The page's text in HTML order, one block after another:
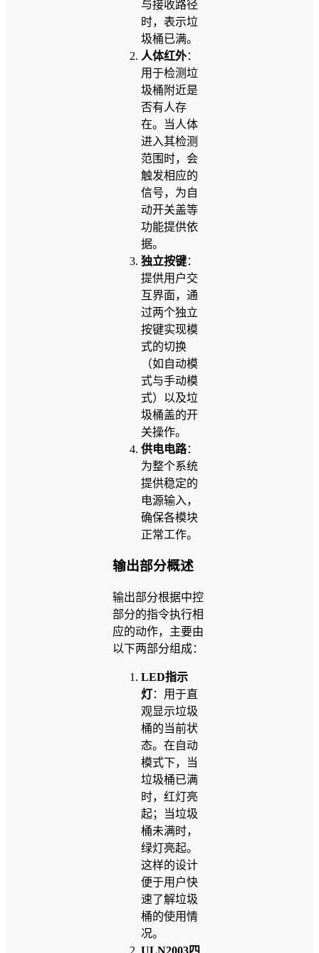
与接收路径
时，表示垃
圾桶已满。
人体红外：
用于检测垃
圾桶附近是
否有人存
在。当人体
进入其检测
范围时，会
触发相应的
信号，为自
动开关盖等
功能提供依
据。
独立按键：
提供用户交
互界面，通
过两个独立
按键实现模
式的切换
（如自动模
式与手动模
式）以及垃
圾桶盖的开
关操作。
供电电路：
为整个系统
提供稳定的
电源输入，
确保各模块
正常工作。
输出部分概述
输出部分根据中控
部分的指令执行相
应的动作，主要由
以下两部分组成：
LED指示
灯：用于直
观显示垃圾
桶的当前状
态。在自动
模式下，当
垃圾桶已满
时，红灯亮
起；当垃圾
桶未满时，
绿灯亮起。
这样的设计
便于用户快
速了解垃圾
桶的使用情
况。